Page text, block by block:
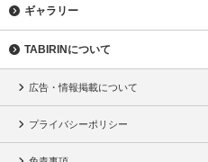
ギャラリー
TABIRINについて
広告・情報掲載について
プライバシーポリシー